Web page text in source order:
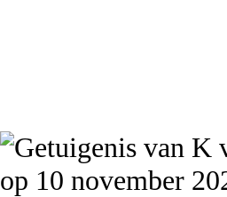
op 10 november